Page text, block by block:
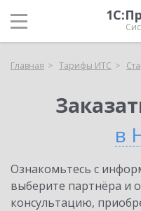
Главная Тарифы ИТС
в
Ознакомьтесь с
выберите партнёра и
консультацию,